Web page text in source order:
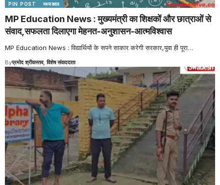
PIN POST मध्यकाल
MP Education News : मुख्यमंत्री का शिक्षकों और छात्राओं से
संवाद,सफलता दिलाएगा मेहनत-अनुशासन-आत्मविश्वास
MP Education News : विद्यार्थियों के सपने साकार करेगी सरकार,युवा ही पूरा…
Byप्रमोद श्रीवास्तव, विशेष संवाददाता